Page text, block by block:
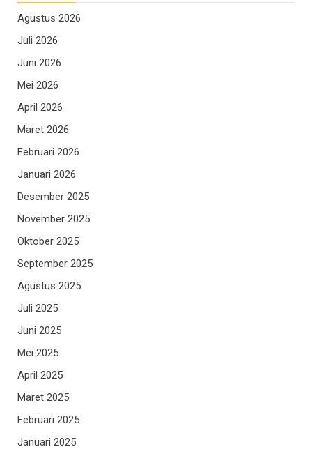
Agustus 2026
Juli 2026
Juni 2026
Mei 2026
April 2026
Maret 2026
Februari 2026
Januari 2026
Desember 2025
November 2025
Oktober 2025
September 2025
Agustus 2025
Juli 2025
Juni 2025
Mei 2025
April 2025
Maret 2025
Februari 2025
Januari 2025